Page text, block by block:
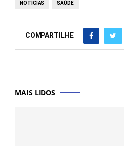
NOTÍCIAS SAÚDE
COMPARTILHE
MAIS LIDOS